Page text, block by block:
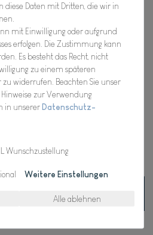
Bald wieder für Dich da !
In den Warenkorb
diese Daten mit Dritten, die wir in
mit Einwilligung oder aufgrund
erfolgen. Die Zustimmung kann
Es besteht das Recht, nicht
zu einem späteren
widerrufen. Beachten Sie unser
zur Verwendung
in unsererDaten­schutz­
Wunschzustellung
Weitere Einstellungen
Alle ablehnen